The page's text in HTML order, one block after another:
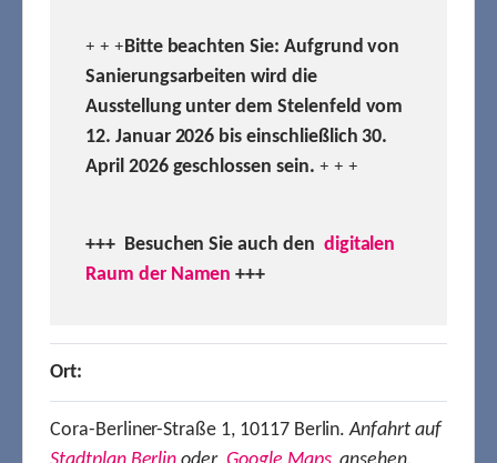
+ + +Bitte beachten Sie: Aufgrund von
Sanierungsarbeiten wird die
Ausstellung unter dem Stelenfeld vom
12. Januar 2026 bis einschließlich 30.
April 2026 geschlossen sein. + + +
+++ Besuchen Sie auch den digitalen
Raum der Namen +++
Ort:
Cora-Berliner-Straße 1, 10117 Berlin.Anfahrt auf